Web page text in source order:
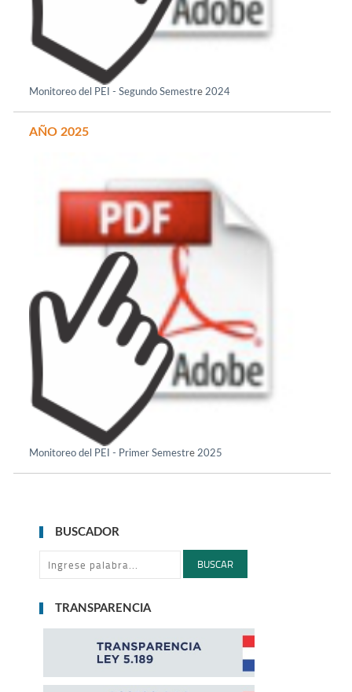
Monitoreo del PEI - Segundo Semestre 2024
AÑO 2025
Monitoreo del PEI - Primer Semestre 2025
BUSCADOR
BUSCAR
TRANSPARENCIA